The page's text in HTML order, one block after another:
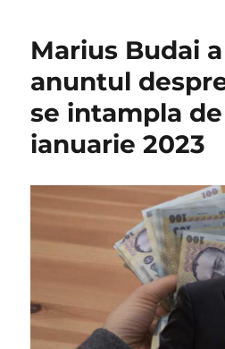
Marius Budai
anuntul
se intampla de
ianuarie 2023